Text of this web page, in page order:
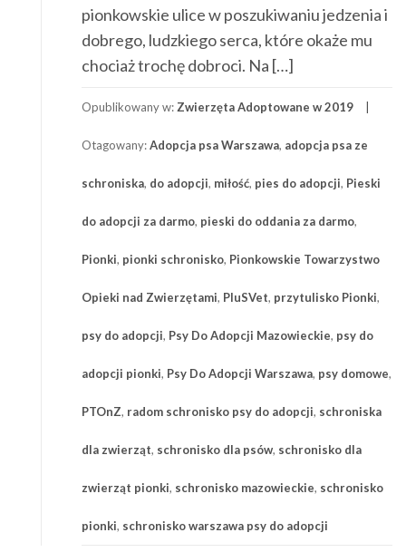
pionkowskie ulice w poszukiwaniu jedzenia i
dobrego, ludzkiego serca, które okaże mu
chociaż trochę dobroci. Na […]
Opublikowany w: Zwierzęta Adoptowane w 2019
Otagowany:Adopcja psa Warszawa, adopcja psa ze
schroniska, do adopcji, miłość, pies do adopcji, Pieski
do adopcji za darmo, pieski do oddania za darmo,
Pionki, pionki schronisko, Pionkowskie Towarzystwo
Opieki nad Zwierzętami, PluSVet, przytulisko Pionki,
psy do adopcji, Psy Do Adopcji Mazowieckie, psy do
adopcji pionki, Psy Do Adopcji Warszawa, psy domowe,
PTOnZ, radom schronisko psy do adopcji, schroniska
dla zwierząt, schronisko dla psów, schronisko dla
zwierząt pionki, schronisko mazowieckie, schronisko
pionki, schronisko warszawa psy do adopcji